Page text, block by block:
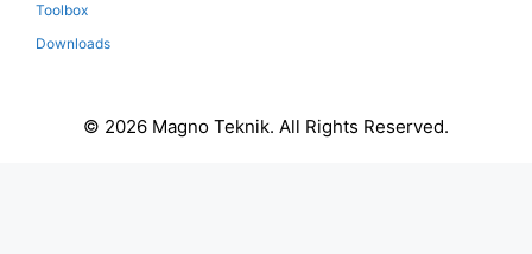
Toolbox
Downloads
© 2026 Magno Teknik. All Rights Reserved.